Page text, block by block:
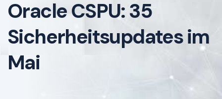
Oracle CSPU: 35
Sicherheitsupdates im
Mai